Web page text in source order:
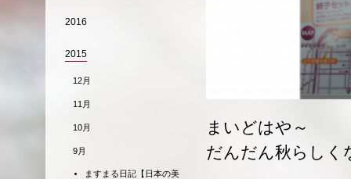
まいどはや～
だんだん秋らしく
2016
2015
12月
11月
10月
9月
ますまる日記【日本の美